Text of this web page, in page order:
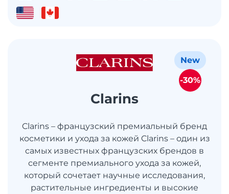
Clarins
Clarins – французский премиальный бренд
косметики и ухода за кожей Clarins – один из
самых известных французских брендов в
сегменте премиального ухода за кожей,
который сочетает научные исследования,
растительные ингредиенты и высокие
New
-30%